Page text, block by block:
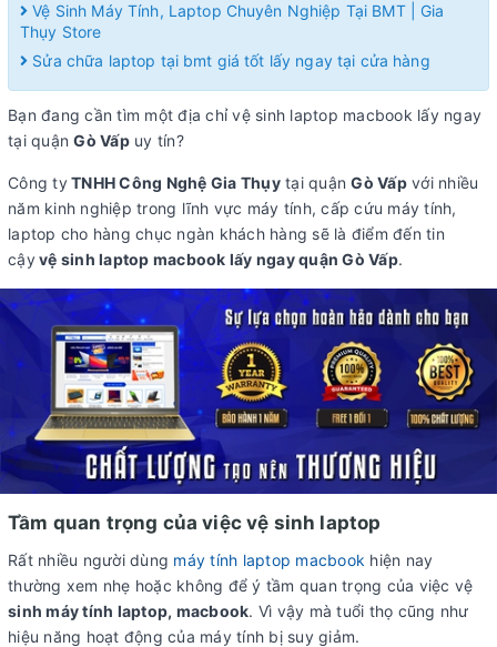
Vệ Sinh Máy Tính, Laptop Chuyên Nghiệp Tại BMT | Gia
Thụy Store
Sửa chữa laptop tại bmt giá tốt lấy ngay tại cửa hàng
Bạn đang cần tìm một địa chỉ vệ sinh laptop macbook lấy ngay
tại quậnGò Vấpuy tín?
Công tyTNHH Công Nghệ Gia Thụytại quậnGò Vấpvới nhiều
năm kinh nghiệp trong lĩnh vực máy tính, cấp cứu máy tính,
laptop cho hàng chục ngàn khách hàng sẽ là điểm đến tin
cậyvệ sinh laptop macbook lấy ngay quận Gò Vấp.
Tầm quan trọng của việc vệ sinh laptop
Rất nhiều người dùng máy tính laptop macbook hiện nay
thường xem nhẹ hoặc không để ý tầm quan trọng của việc vệ
sinh máy tính laptop, macbook. Vì vậy mà tuổi thọ cũng như
hiệu năng hoạt động của máy tính bị suy giảm.